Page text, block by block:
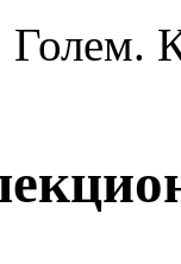
Голем.